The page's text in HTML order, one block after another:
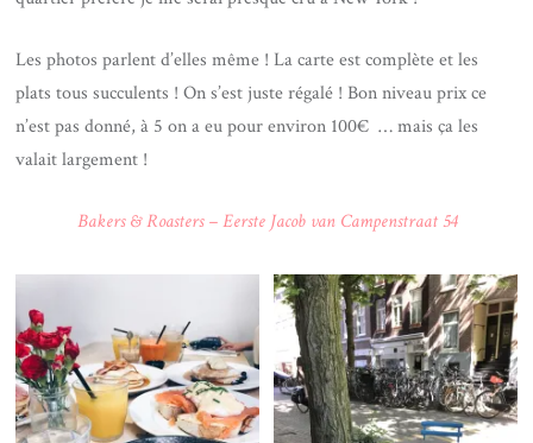
Les photos parlent d’elles même ! La carte est complète et les
plats tous succulents ! On s’est juste régalé ! Bon niveau prix ce
n’est pas donné, à 5 on a eu pour environ 100€ … mais ça les
valait largement !
Bakers & Roasters –Eerste Jacob van Campenstraat 54